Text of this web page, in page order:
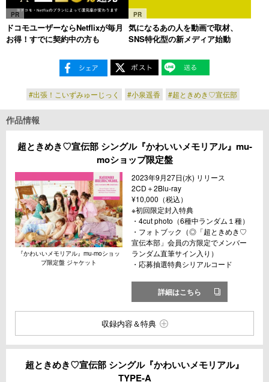
PR
ドコモユーザーならNetflixが毎月
お得！すでに契約中の方も
PR
気になるあの人を動画で取材、
SNS特化型の新メディア始動
#出張！こいずみゅーじっく #小泉遥香 #超ときめき♡宣伝部
作品情報
超ときめき♡宣伝部 シングル『かわいいメモリアル』mu-
moショップ限定盤
『かわいいメモリアル』mu-moショッ
プ限定盤 ジャケット
2023年9月27日(水) リリース
2CD＋2Blu-ray
¥10,000（税込）
※初回限定封入特典
・4cut photo（6種中ランダム１種）
・フォトブック（◎「超ときめき♡
宣伝本部」会員の方限定でメンバー
ランダム直筆サイン入り）
・応募抽選特典シリアルコード
詳細はこちら
収録内容＆特典
超ときめき♡宣伝部 シングル『かわいいメモリアル』
TYPE-A